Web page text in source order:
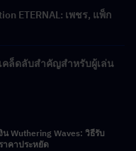
ETERNAL: เพชร, แพ็ก
คล็ดลับสำคัญสำหรับผู้เล่น
น Wuthering Waves: วิธีรับ
าคาประหยัด